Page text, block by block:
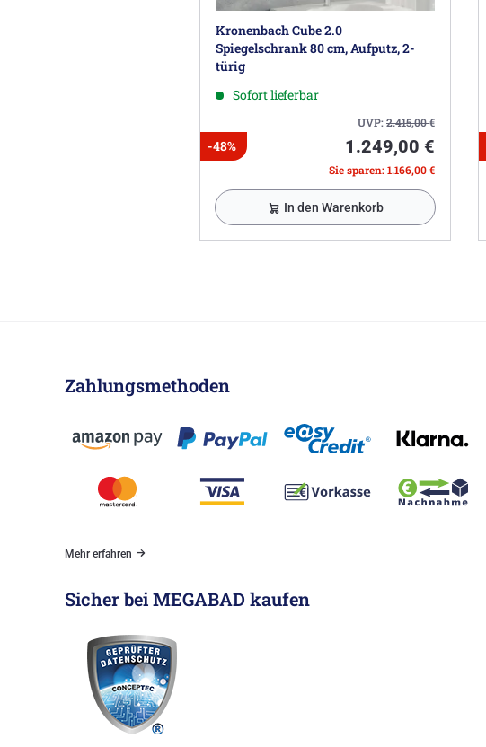
Kronenbach Cube 2.0
Spiegelschrank 80 cm, Aufputz, 2-
türig
Sofort lieferbar
UVP:2.415,00€
-48% 1.249,00 €
Sie sparen: 1.166,00 €
In den Warenkorb
Zahlungsmethoden
Mehr erfahren
Sicher bei MEGABAD kaufen